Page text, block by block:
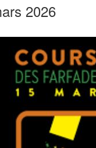
2026